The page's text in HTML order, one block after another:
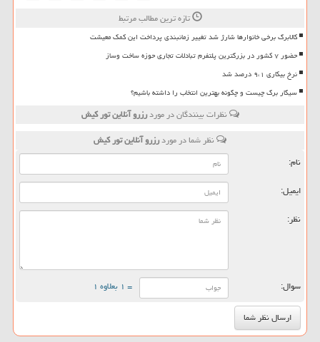
تازه ترین مطالب مرتبط
کالابرگ برخی خانوارها شارژ شد تغییر زمانبندی پرداخت این کمک معیشت
حضور ۷ کشور در بزرگترین پلتفرم تبادلات تجاری حوزه ساخت وساز
نرخ بیکاری ۹،۱ درصد شد
سیگار برگ چیست و چگونه بهترین انتخاب را داشته باشیم؟
نظرات بینندگان در موردرزرو آنلاین تور كیش
نظر شما در موردرزرو آنلاین تور كیش
نام:
ایمیل:
نظر:
سوال: = ۱ بعلاوه ۱